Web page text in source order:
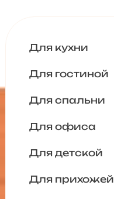
Для кухни
Для гостиной
Для спальни
Для офиса
Для детской
Для прихожей